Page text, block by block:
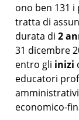
ono ben 131
tratta di
durata di2
31 dicembre
entro gli inizi
educatori
economico-